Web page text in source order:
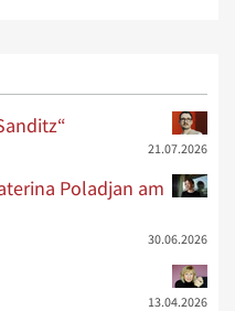
21.07.2026
Poladjan am
30.06.2026
13.04.2026